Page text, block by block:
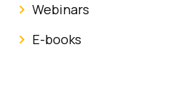
Webinars
E-books